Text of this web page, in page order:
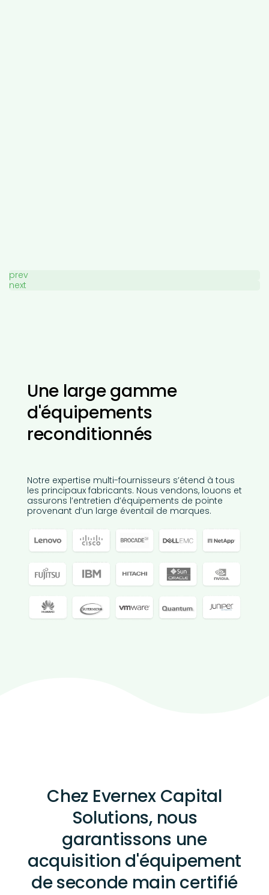
prev
next
Une large gamme
d'équipements
reconditionnés
Notre expertise multi-fournisseurs s’étend à tous
les principaux fabricants. Nous vendons, louons et
assurons l’entretien d’équipements de pointe
provenant d’un large éventail de marques.
Chez Evernex Capital
Solutions, nous
garantissons une
acquisition d'équipement
de seconde main certifié